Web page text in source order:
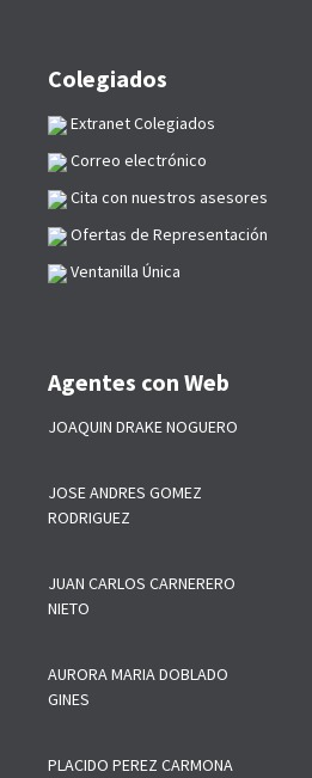
Colegiados
Extranet Colegiados
Correo electrónico
Cita con nuestros asesores
Ofertas de Representación
Ventanilla Única
Agentes con Web
JOAQUIN DRAKE NOGUERO
JOSE ANDRES GOMEZ
RODRIGUEZ
JUAN CARLOS CARNERERO
NIETO
AURORA MARIA DOBLADO
GINES
PLACIDO PEREZ CARMONA